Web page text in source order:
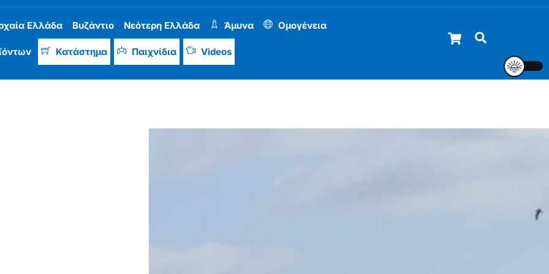
Cart
Ελλάδα Βυζάντιο Νεότερη Ελλάδα Άμυνα Ομογένεια
Κατάστημα Παιχνίδια Videos